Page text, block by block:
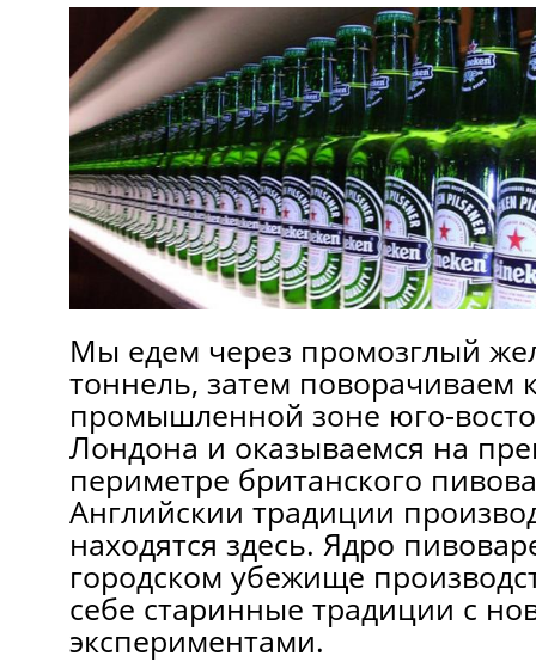
Мы едем через промозглый
тоннель, затем поворачиваем
промышленной зоне юго-
Лондона и оказываемся на
периметре британского
Английскии традиции
находятся здесь. Ядро
городском убежище
себе старинные традиции с
экспериментами.